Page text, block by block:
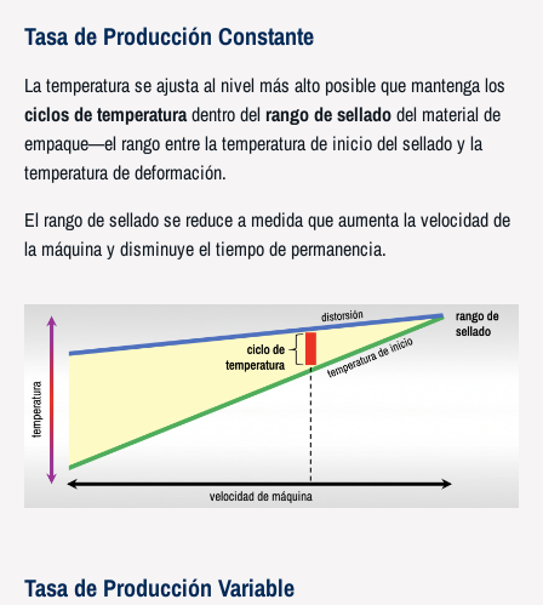
Tasa de Producción Constante
La temperatura se ajusta al nivel más alto posible que mantenga los
ciclos de temperaturadentro delrango de selladodel material de
empaque—el rango entre la temperatura de inicio del sellado y la
temperatura de deformación.
El rango de sellado se reduce a medida que aumenta la velocidad de
la máquina y disminuye el tiempo de permanencia.
Tasa de Producción Variable